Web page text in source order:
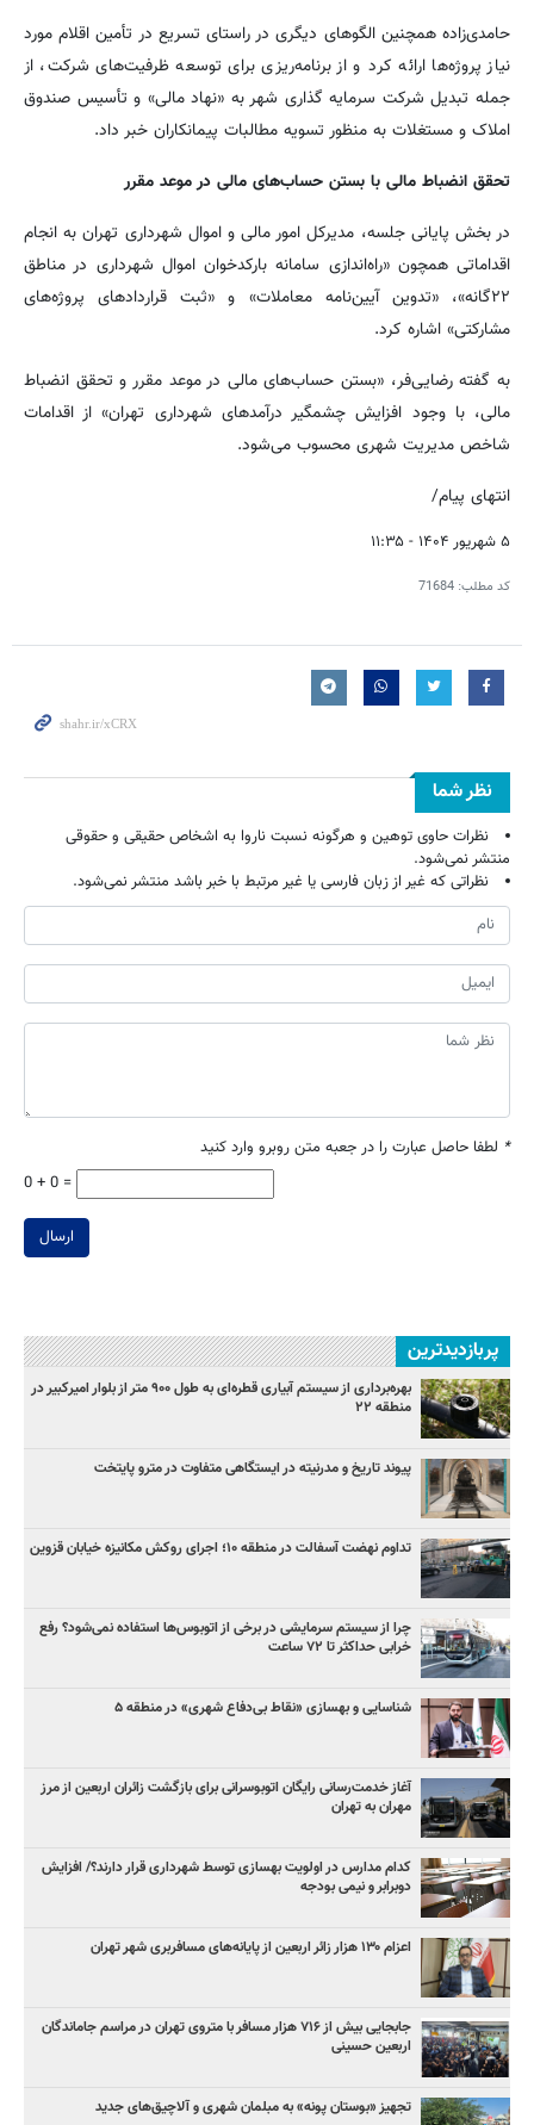
حامدی‌زاده همچنین الگوهای دیگری در راستای تسریع در تأمین اقلام مورد
نیاز پروژه‌ها ارائه کرد و از برنامه‌ریزی برای توسعه ظرفیت‌های شرکت، از
جمله تبدیل شرکت سرمایه گذاری شهر به «نهاد مالی» و تأسیس صندوق
املاک و مستغلات به منظور تسویه مطالبات پیمانکاران خبر داد.
تحقق انضباط مالی با بستن حساب‌های مالی در موعد مقرر
در بخش پایانی جلسه، مدیرکل امور مالی و اموال شهرداری تهران به انجام
اقداماتی همچون «راه‌اندازی سامانه بارکدخوان اموال شهرداری در مناطق
۲۲گانه»، «تدوین آیین‌نامه معاملات» و «ثبت قراردادهای پروژه‌های
مشارکتی» اشاره کرد.
به گفته رضایی‌فر، «بستن حساب‌های مالی در موعد مقرر و تحقق انضباط
مالی، با وجود افزایش چشمگیر درآمدهای شهرداری تهران» از اقدامات
شاخص مدیریت شهری محسوب می‌شود.
انتهای پیام/
۵ شهریور ۱۴۰۴ - ۱۱:۳۵
کد مطلب: 71684
نظر شما
نظرات حاوی توهین و هرگونه نسبت ناروا به اشخاص حقیقی و حقوقی
منتشر نمی‌شود.
نظراتی که غیر از زبان فارسی یا غیر مرتبط با خبر باشد منتشر نمی‌شود.
* لطفا حاصل عبارت را در جعبه متن روبرو وارد کنید
0 + 0 =
ارسال
پربازدیدترین
بهره‌برداری از سیستم آبیاری قطره‌ای به طول ۹۰۰ متر از بلوار امیرکبیر در
منطقه ۲۲
پیوند تاریخ و مدرنیته در ایستگاهی متفاوت در مترو پایتخت
تداوم نهضت آسفالت در منطقه ۱۰؛ اجرای روکش مکانیزه خیابان قزوین
چرا از سیستم سرمایشی در برخی از اتوبوس‌ها استفاده نمی‌شود؟ رفع
خرابی حداکثر تا ۷۲ ساعت
شناسایی و بهسازی «نقاط بی‌دفاع شهری» در منطقه ۵
آغاز خدمت‌رسانی رایگان اتوبوسرانی برای بازگشت زائران اربعین از مرز
مهران به تهران
کدام مدارس در اولویت بهسازی توسط شهرداری قرار دارند؟/ افزایش
دوبرابر و نیمی بودجه
اعزام ۱۳۰ هزار زائر اربعین از پایانه‌های مسافربری شهر تهران
جابجایی بیش از ۷۱۶ هزار مسافر با متروی تهران در مراسم جاماندگان
اربعین حسینی
تجهیز «بوستان پونه» به مبلمان شهری و آلاچیق‌های جدید